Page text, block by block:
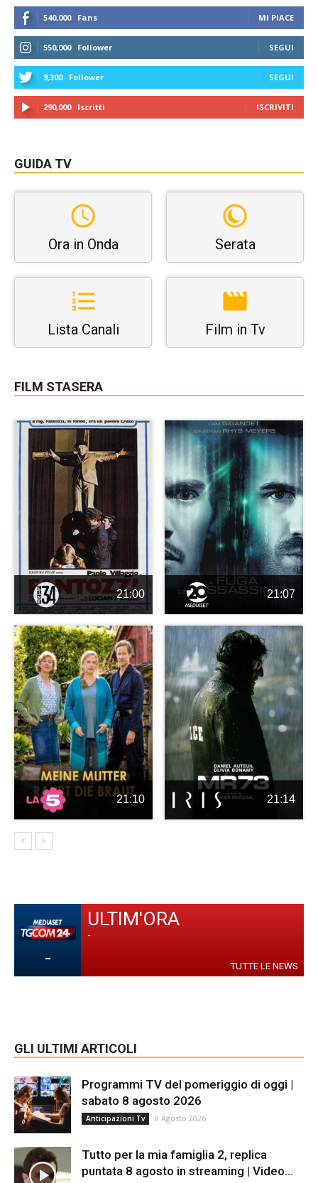
540,000 Fans MI PIACE
550,000 Follower SEGUI
9,300 Follower SEGUI
290,000 Iscritti ISCRIVITI
GUIDA TV
Ora in Onda Serata
Lista Canali Film in Tv
FILM STASERA
21:00 21:07
21:10 21:14
-
ULTIM'ORA
-
TUTTE LE NEWS
GLI ULTIMI ARTICOLI
Programmi TV del pomeriggio di oggi |
sabato 8 agosto 2026
Anticipazioni Tv 8 Agosto 2026
Tutto per la mia famiglia 2, replica
puntata 8 agosto in streaming | Video...